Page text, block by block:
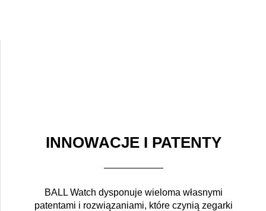
INNOWACJE I PATENTY
BALL Watch dysponuje wieloma własnymi
patentami i rozwiązaniami, które czynią zegarki